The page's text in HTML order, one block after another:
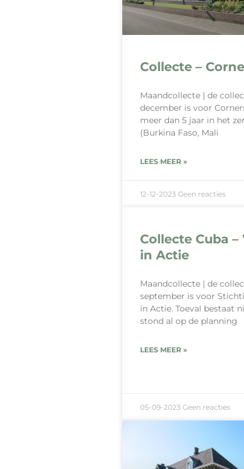
Collecte –
Maandcollecte | de
december is voor
meer dan 5 jaar in het
(Burkina Faso, Mali
LEES MEER »
12-12-2023 Geen reacties
Collecte Cuba –
in Actie
Maandcollecte | de
september is voor
in Actie. Toeval bestaat
stond al op de planning
LEES MEER »
05-09-2023 Geen reacties